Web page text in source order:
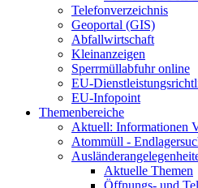
Telefonverzeichnis
Geoportal (GIS)
Abfallwirtschaft
Kleinanzeigen
Sperrmüllabfuhr online
EU-
EU-Infopoint
Themenbereiche
Aktuell: Informationen
Atommüll -
Aktuelle Themen
Öffnungs- und